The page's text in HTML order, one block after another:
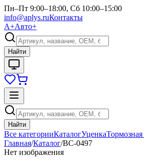
Пн–Пт 9:00–18:00, Сб 10:00–15:00
info@aplys.ruКонтакты
А+Авто+
Найти
Найти
Все категорииКаталогУценкаТормозная
Главная/Каталог/BC-0497
Нет изображения